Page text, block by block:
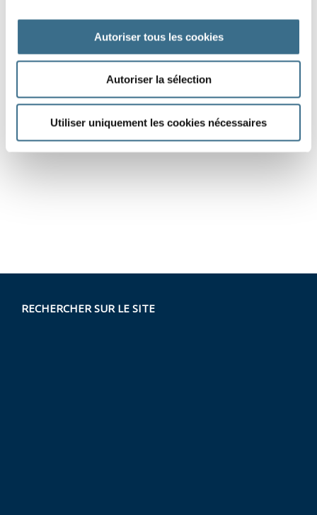
Autoriser tous les cookies
Autoriser la sélection
Utiliser uniquement les cookies nécessaires
RECHERCHER SUR LE SITE